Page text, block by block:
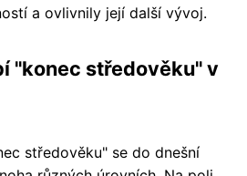
a ovlivnily její další vývoj.
"konec středověku" v
středověku" se do dnešní